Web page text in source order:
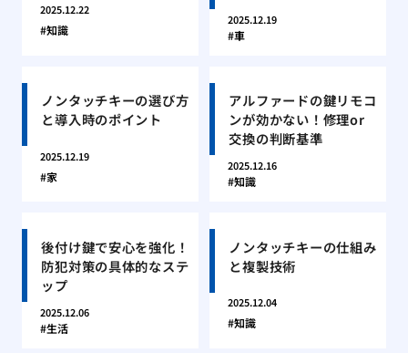
2025.12.22
知識
2025.12.19
車
ノンタッチキーの選び方
と導入時のポイント
2025.12.19
家
アルファードの鍵リモコ
ンが効かない！修理or
交換の判断基準
2025.12.16
知識
後付け鍵で安心を強化！
防犯対策の具体的なステ
ップ
2025.12.06
生活
ノンタッチキーの仕組み
と複製技術
2025.12.04
知識